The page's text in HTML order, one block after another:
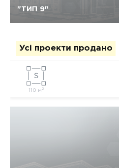
"ТИП 9"
Усі проекти продано
110 м2